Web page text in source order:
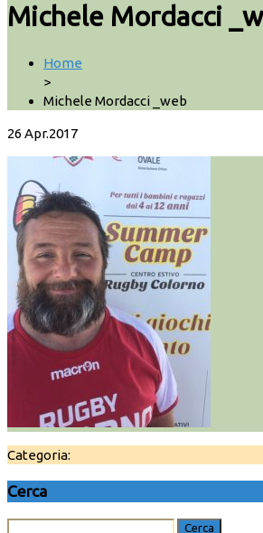
Michele Mordacci
Home
>
Michele Mordacci _web
26 Apr.2017
Categoria:
Cerca